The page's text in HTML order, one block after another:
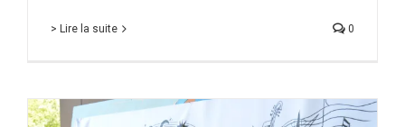
> Lire la suite 0